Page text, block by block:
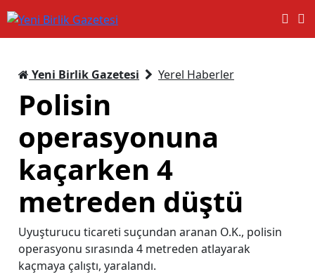
Yeni Birlik Gazetesi Yerel Haberler
Polisin
operasyonuna
kaçarken 4
metreden düştü
Uyuşturucu ticareti suçundan aranan O.K., polisin
operasyonu sırasında 4 metreden atlayarak
kaçmaya çalıştı, yaralandı.